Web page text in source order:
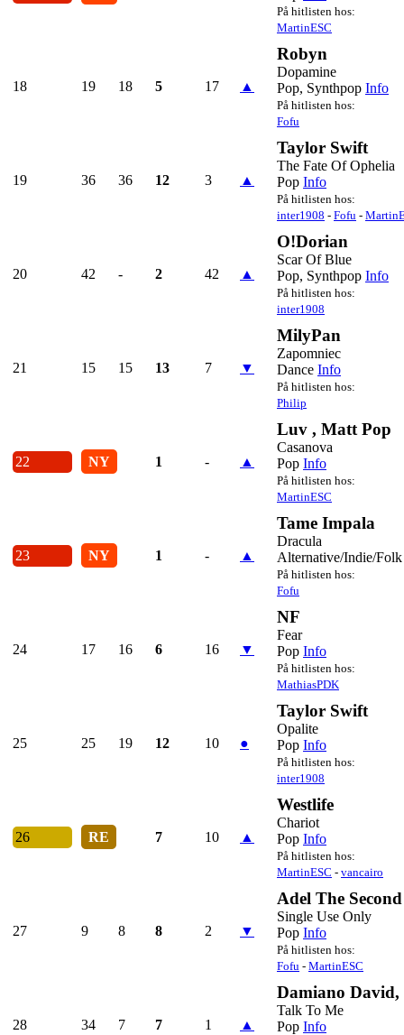
På hitlisten hos:
MartinESC
18 19 18 5 17 ▲
Robyn
Dopamine
Pop, Synthpop Info
På hitlisten hos:
Fofu
19 36 36 12 3 ▲
Taylor Swift
The Fate Of Ophelia
Pop Info
På hitlisten hos:
inter1908 - Fofu -
20 42 - 2 42 ▲
O!Dorian
Scar Of Blue
Pop, Synthpop Info
På hitlisten hos:
inter1908
21 15 15 13 7 ▼
MilyPan
Zapomniec
Dance Info
På hitlisten hos:
Philip
22 NY 1 - ▲
Luv , Matt Pop
Casanova
Pop Info
På hitlisten hos:
MartinESC
23 NY 1 - ▲
Tame Impala
Dracula
Alternative/Indie/Folk
På hitlisten hos:
Fofu
24 17 16 6 16 ▼
NF
Fear
Pop Info
På hitlisten hos:
MathiasPDK
25 25 19 12 10 ●
Taylor Swift
Opalite
Pop Info
På hitlisten hos:
inter1908
26 RE 7 10 ▲
Westlife
Chariot
Pop Info
På hitlisten hos:
MartinESC - vancairo
27 9 8 8 2 ▼
Adel The Second
Single Use Only
Pop Info
På hitlisten hos:
Fofu - MartinESC
28 34 7 7 1 ▲
Damiano David,
Talk To Me
Pop Info